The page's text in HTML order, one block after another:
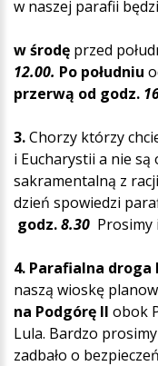
w naszej parafii
w środę przed
12.00. Po południu
przerwą od godz.
3.Chorzy którzy
i Eucharystii a nie są
sakramentalną z
dzień spowiedzi
godz.8.30 Prosimy
4. Parafialna
naszą wioskę
na Podgórę II obok
Lula. Bardzo
zadbało o